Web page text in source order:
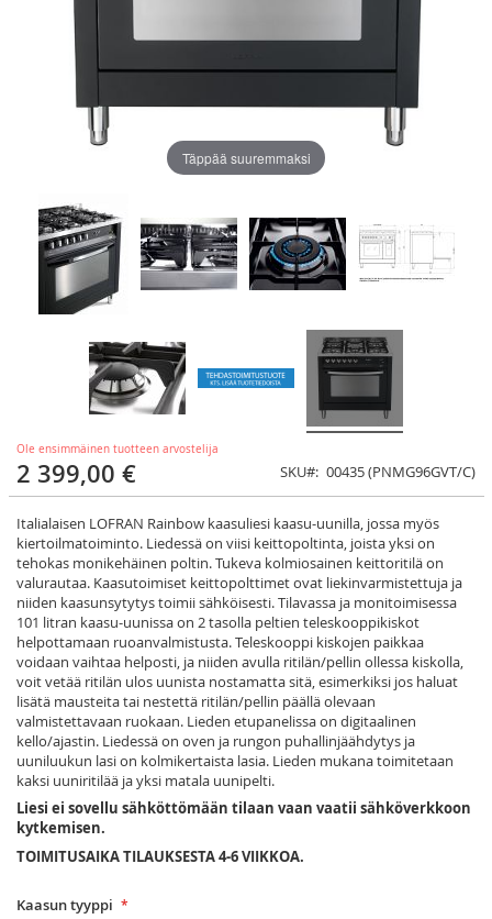
Ole ensimmäinen tuotteen arvostelija
2 399,00 € SKU 00435 (PNMG96GVT/C)
Italialaisen LOFRAN Rainbow kaasuliesi kaasu-uunilla, jossa myös
kiertoilmatoiminto. Liedessä on viisi keittopoltinta, joista yksi on
tehokas monikehäinen poltin. Tukeva kolmiosainen keittoritilä on
valurautaa. Kaasutoimiset keittopolttimet ovat liekinvarmistettuja ja
niiden kaasunsytytys toimii sähköisesti. Tilavassa ja monitoimisessa
101 litran kaasu-uunissa on 2 tasolla peltien teleskooppikiskot
helpottamaan ruoanvalmistusta. Teleskooppi kiskojen paikkaa
voidaan vaihtaa helposti, ja niiden avulla ritilän/pellin ollessa kiskolla,
voit vetää ritilän ulos uunista nostamatta sitä, esimerkiksi jos haluat
lisätä mausteita tai nestettä ritilän/pellin päällä olevaan
valmistettavaan ruokaan. Lieden etupanelissa on digitaalinen
kello/ajastin. Liedessä on oven ja rungon puhallinjäähdytys ja
uuniluukun lasi on kolmikertaista lasia. Lieden mukana toimitetaan
kaksi uuniritilää ja yksi matala uunipelti.
Liesi ei sovellu sähköttömään tilaan vaan vaatii sähköverkkoon
kytkemisen.
TOIMITUSAIKA TILAUKSESTA 4-6 VIIKKOA.
Kaasun tyyppi
Täppää suuremmaksi